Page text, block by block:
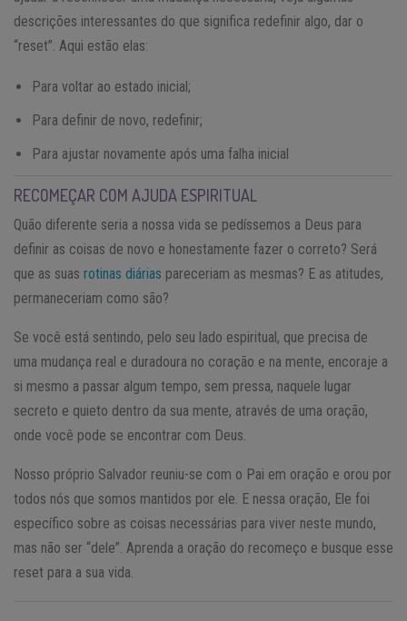
descrições interessantes do que significa redefinir algo, dar o
“reset”. Aqui estão elas:
Para voltar ao estado inicial;
Para definir de novo, redefinir;
Para ajustar novamente após uma falha inicial
RECOMEÇAR COM AJUDA ESPIRITUAL
Quão diferente seria a nossa vida se pedíssemos a Deus para
definir as coisas de novo e honestamente fazer o correto? Será
que as suas rotinas diárias pareceriam as mesmas? E as atitudes,
permaneceriam como são?
Se você está sentindo, pelo seu lado espiritual, que precisa de
uma mudança real e duradoura no coração e na mente, encoraje a
si mesmo a passar algum tempo, sem pressa, naquele lugar
secreto e quieto dentro da sua mente, através de uma oração,
onde você pode se encontrar com Deus.
Nosso próprio Salvador reuniu-se com o Pai em oração e orou por
todos nós que somos mantidos por ele. E nessa oração, Ele foi
específico sobre as coisas necessárias para viver neste mundo,
mas não ser “dele”. Aprenda a oração do recomeço e busque esse
reset para a sua vida.